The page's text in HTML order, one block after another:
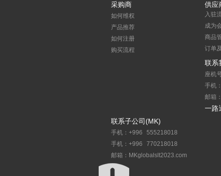
采购商
如何维权
产品推荐
如何注册
购买流程
供应
入驻
成为
商品
订单
联系
座机
手机
邮箱
一路
联系子公司(MK)
手机：+996 555218018
手机：+996 770218018
邮箱：MKglobalslt2023.com